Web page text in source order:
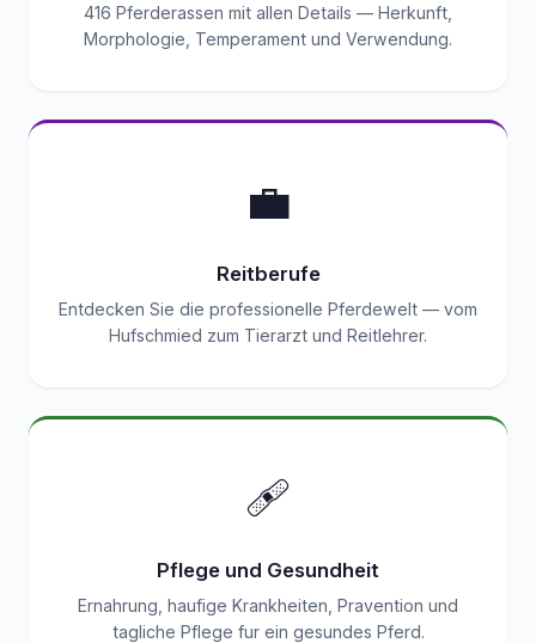
416 Pferderassen mit allen Details — Herkunft,
Morphologie, Temperament und Verwendung.
💼
Reitberufe
Entdecken Sie die professionelle Pferdewelt — vom
Hufschmied zum Tierarzt und Reitlehrer.
🩹
Pflege und Gesundheit
Ernahrung, haufige Krankheiten, Pravention und
tagliche Pflege fur ein gesundes Pferd.